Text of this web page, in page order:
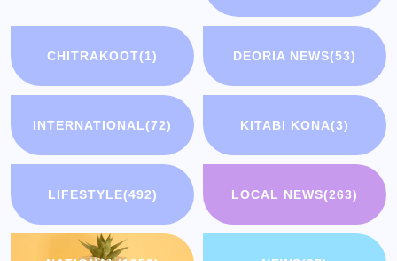
CHITRAKOOT(1) DEORIA NEWS(53)
INTERNATIONAL(72) KITABI KONA(3)
LIFESTYLE(492) LOCAL NEWS(263)